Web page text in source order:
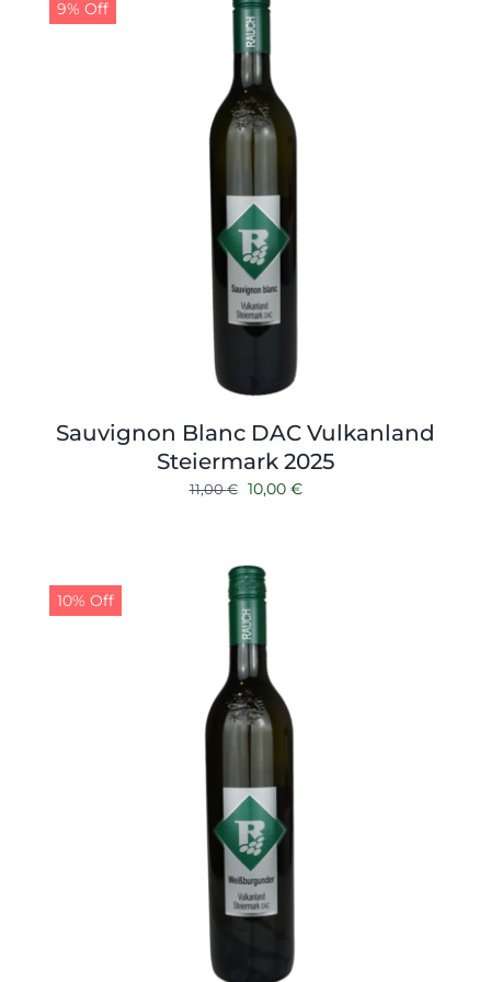
9% Off
Sauvignon Blanc DAC Vulkanland
Steiermark 2025
11,00€ Ursprünglicher
11,00 €
10,00 €Aktueller
10% Off